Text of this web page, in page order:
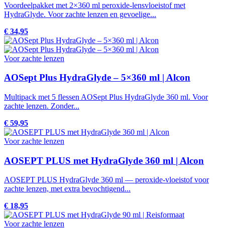
Voordeelpakket met 2×360 ml peroxide-lensvloeistof met
HydraGlyde. Voor zachte lenzen en gevoelige...
€ 34,95
Voor zachte lenzen
AOSept Plus HydraGlyde – 5×360 ml | Alcon
Multipack met 5 flessen AOSept Plus HydraGlyde 360 ml. Voor
zachte lenzen. Zonder...
€ 59,95
Voor zachte lenzen
AOSEPT PLUS met HydraGlyde 360 ml | Alcon
AOSEPT PLUS HydraGlyde 360 ml — peroxide-vloeistof voor
zachte lenzen, met extra bevochtigend...
€ 18,95
Voor zachte lenzen